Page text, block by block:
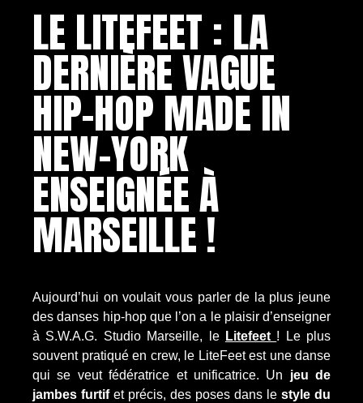
LE LITEFEET : LA
DERNIÈRE VAGUE
HIP-HOP MADE IN
NEW-YORK
ENSEIGNÉE À
MARSEILLE !
Aujourd’hui on voulait vous parler de la plus jeune
des danses hip-hop que l’on a le plaisir d’enseigner
à S.W.A.G. Studio Marseille, le Litefeet ! Le plus
souvent pratiqué en crew, le LiteFeet est une danse
qui se veut fédératrice et unificatrice. Un jeu de
jambes furtifet précis, des poses dans le style du